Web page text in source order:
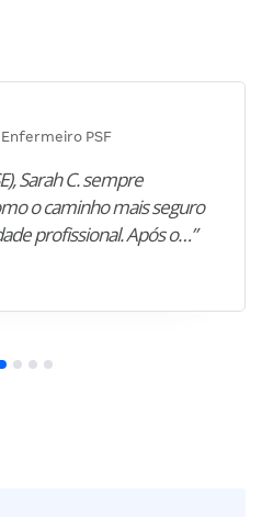
PSF
Sarah C. sempre
o caminho mais seguro
profissional. Após o…”